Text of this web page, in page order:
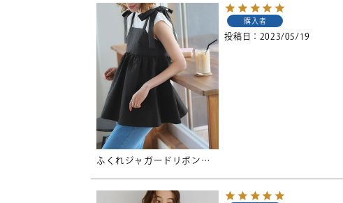
ふくれジャガードリボントップス【メール便可／100】
購入者
投稿日 2023/05/19